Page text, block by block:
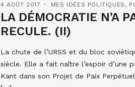
4 AOÛT 2017 MES IDÉES POLITIQUES ,
LA DÉMOCRATIE N’A
RECULE. (II)
La chute de l’URSS et du bloc
siècle. Elle a fait naître l’espoir d’une
Kant dans son Projet de Paix